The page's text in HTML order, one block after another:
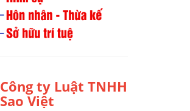
Công ty Luật TNHH
Sao Việt